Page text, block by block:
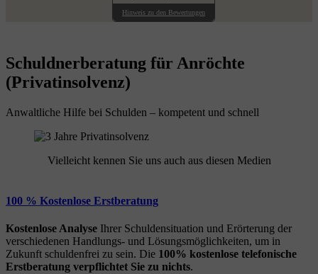
Hinweis zu den Bewertungen
Schuldnerberatung für Anröchte
(Privatinsolvenz)
Anwaltliche Hilfe bei Schulden – kompetent und schnell
Vielleicht kennen Sie uns auch aus diesen Medien
100 % Kostenlose Erstberatung
Kostenlose Analyse Ihrer Schuldensituation und Erörterung der
verschiedenen Handlungs- und Lösungsmöglichkeiten, um in
Zukunft schuldenfrei zu sein. Die 100% kostenlose telefonische
Erstberatung verpflichtet Sie zu nichts.